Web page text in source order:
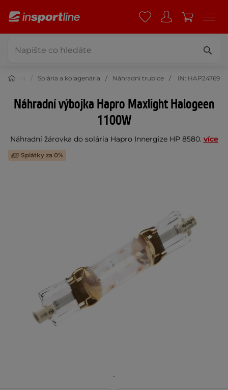
a krása Solária a kolagenária Náhradní trubice IN: HAP24769
Náhradní výbojka Hapro Maxlight Halogeen
1100W
Náhradní žárovka do solária Hapro Innergize HP 8580. více
Splátky za 0%